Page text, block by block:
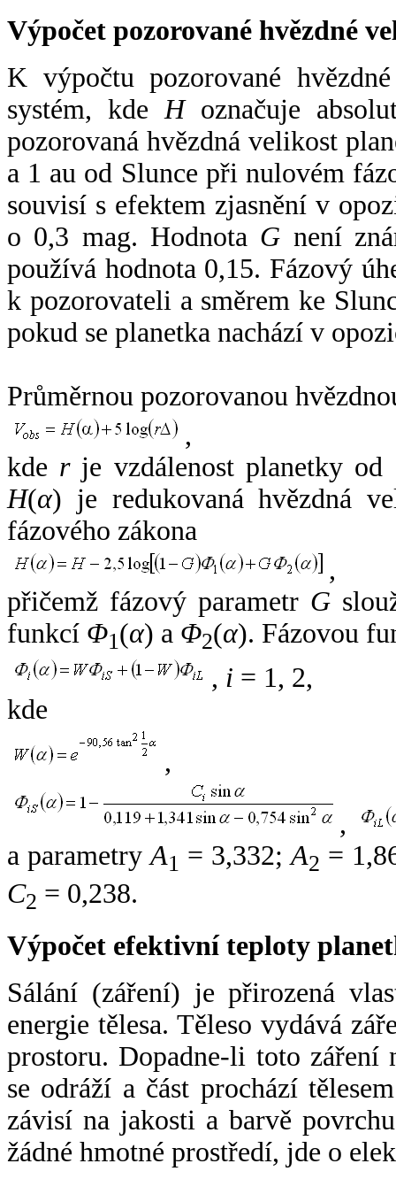
Výpočet pozorované hvězdné
K výpočtu pozorované
systém, kde Hoznačuje
pozorovaná hvězdná velikost
a 1 au od Slunce při nulovém
souvisí s efektem zjasnění v
o 0,3 mag. Hodnota G není
používá hodnota 0,15. Fázový
k pozorovateli a směrem ke
pokud se planetka nachází v
Průměrnou pozorovanou
,
kde rje vzdálenost planetky od
H(α) je redukovaná hvězdná
fázového zákona
,
přičemž fázový parametr G
funkcí Φ1(α) a Φ2(α). Fázovou
, i = 1, 2,
kde
,
,
a parametryA1 = 3,332;A2 =
C2 = 0,238.
Výpočet efektivní teploty
Sálání (záření) je přirozená
energie tělesa. Těleso vydává
prostoru. Dopadne-li toto záření
se odráží a část prochází
závisí na jakosti a barvě
žádné hmotné prostředí, jde o